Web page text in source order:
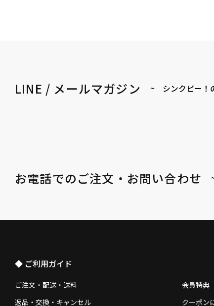
LINE / メールマガジン ~ シンクビー！
お電話でのご注文・お問い合わせ
◆ ご利用ガイド
ご注文・配送・送料
返品・交換・キャンセル
会員特典
クーポン